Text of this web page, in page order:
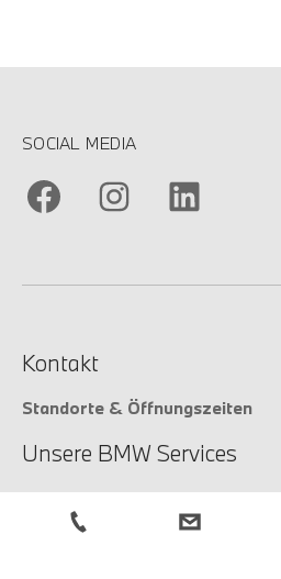
SOCIAL MEDIA
Kontakt
Standorte & Öffnungszeiten
Unsere BMW Services
Unsere Services
Service-Anfrage